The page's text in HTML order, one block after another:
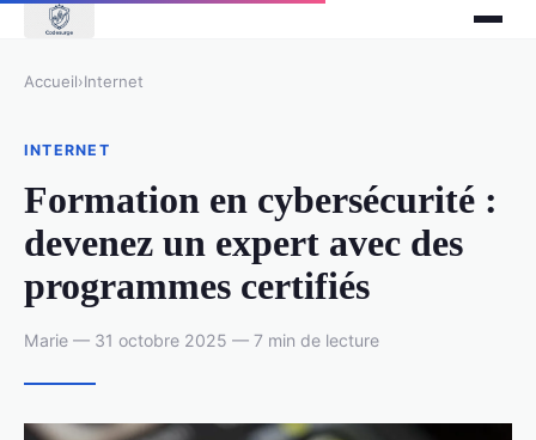
Accueil›Internet
INTERNET
Formation en cybersécurité :
devenez un expert avec des
programmes certifiés
Marie — 31 octobre 2025 — 7 min de lecture